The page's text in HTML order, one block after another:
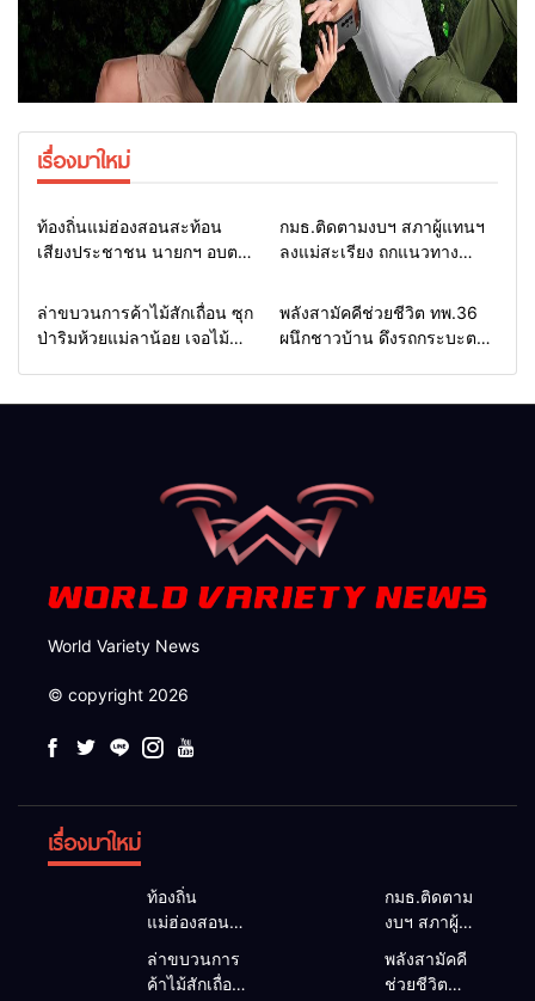
เรื่องมาใหม่
Home รอบรั้วทั่วไทย
ท้องถิ่นแม่ฮ่องสอนสะท้อน
เสียงประชาชน นายกฯ อบต.-
สภาฯ ขอหนุนงบพัฒนาถนน
แหล่งน้ำ และท่องเที่ยว
Home รอบรั้วทั่วไทย
กมธ.ติดตามงบฯ สภาผู้แทนฯ
ลงแม่สะเรียง ถกแนวทาง
พื้นที่ หนุนท่องเที่ยว 3 อำเภอ
ชายแดน
Home รอบรั้วทั่วไทย
ล่าขบวนการค้าไม้สักเถื่อน ซุก
ป่าริมห้วยแม่ลาน้อย เจอไม้
Home แวดวงทหาร
พลังสามัคคีช่วยชีวิต ทพ.36
ผนึกชาวบ้าน ดึงรถกระบะตก
World Variety News
© copyright 2026
เรื่องมาใหม่
ท้องถิ่น
แม่ฮ่องสอน
ประชาชน นา
ยกฯ อบต.-
กมธ.ติดตาม
งบฯ สภาผู้
แม่สะเรียง ถก
แนวทาง
ล่าขบวนการ
ค้าไม้สักเถื่อน
พลังสามัคคี
ช่วยชีวิต